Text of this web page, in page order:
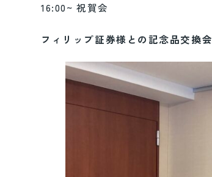
16:00~ 祝賀会
フィリップ証券様との記念品交換会